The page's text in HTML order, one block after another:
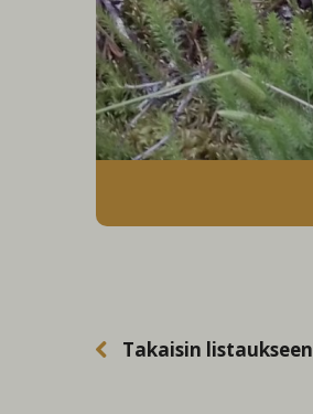
Takaisin listaukseen